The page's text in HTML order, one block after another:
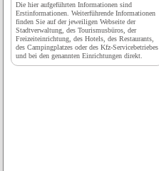
Die hier aufgeführten Informationen sind
Erstinformationen. Weiterführende Informationen
finden Sie auf der jeweiligen Webseite der
Stadtverwaltung, des Tourismusbüros, der
Freizeiteinrichtung, des Hotels, des Restaurants,
des Campingplatzes oder des Kfz-Servicebetriebes
und bei den genannten Einrichtungen direkt.